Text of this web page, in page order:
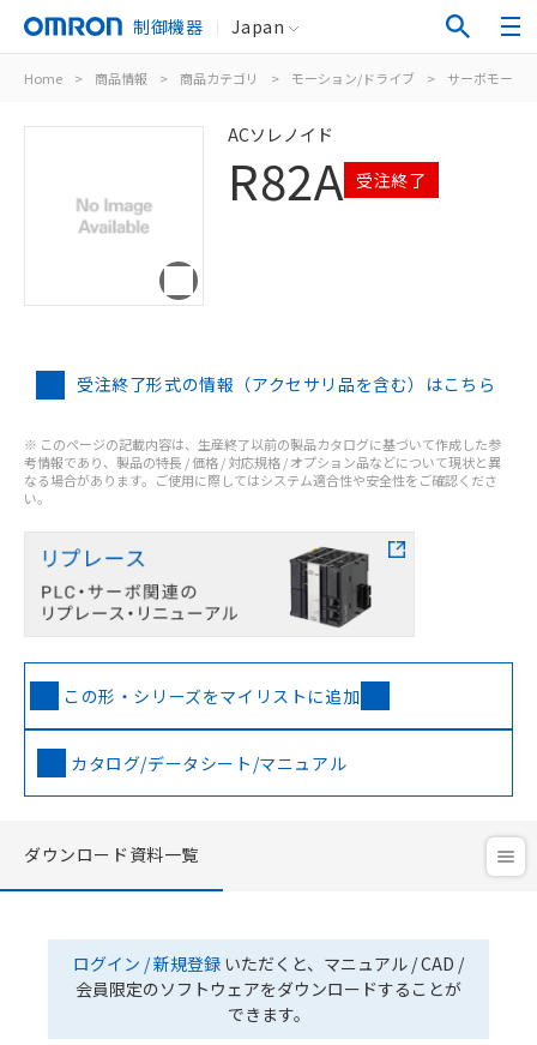
制御機器 Japan
Home > 商品情報 > 商品カテゴリ > モーション/ドライブ > サーボモータ/
ACソレノイド
R82A 受注終了
受注終了形式の情報（アクセサリ品を含む）はこちら
※ このページの記載内容は、生産終了以前の製品カタログに基づいて作成した参
考情報であり、製品の特長 / 価格 / 対応規格 / オプション品などについて現状と異
なる場合があります。ご使用に際してはシステム適合性や安全性をご確認くださ
い。
この形・シリーズをマイリストに追加
カタログ/データシート/マニュアル
ダウンロード資料一覧
ログイン / 新規登録 いただくと、マニュアル / CAD /
会員限定のソフトウェアをダウンロードすることが
できます。